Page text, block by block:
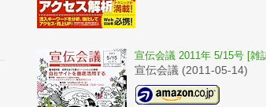
宣伝会議 2011年 5/15号 [雑
宣伝会議 (2011-05-14)